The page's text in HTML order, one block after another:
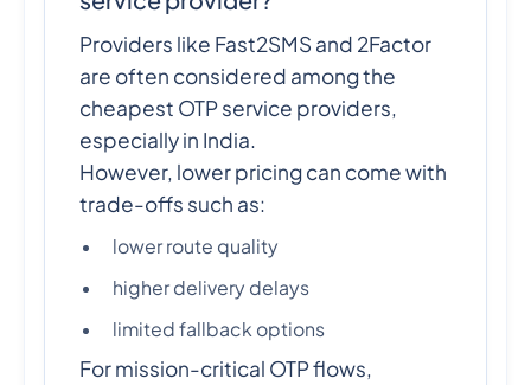
Providers like Fast2SMS and 2Factor
are often considered among the
cheapest OTP service providers,
especially in India.
However, lower pricing can come with
trade-offs such as:
lower route quality
higher delivery delays
limited fallback options
For mission-critical OTP flows,